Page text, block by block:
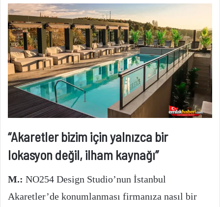
“Akaretler bizim için yalnızca bir
lokasyon değil, ilham kaynağı”
M.: NO254 Design Studio’nun İstanbul
Akaretler’de konumlanması firmanıza nasıl bir